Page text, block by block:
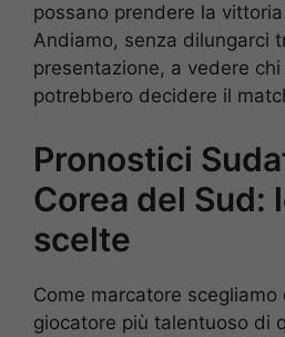
possano prendere la
Andiamo, senza dilungarci
presentazione, a vedere
potrebbero decidere il
Pronostici
Corea del Sud:
scelte
Come marcatore scegliamo
giocatore più talentuoso di